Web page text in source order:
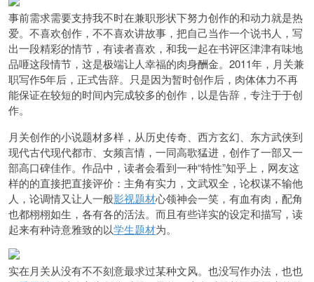
事前需求需要支持我不时在兼职形状下努力创作的和动力就是热
爱。不喜欢创作，不不喜欢讲故事，把自己当作一个说书人，写
出一段精彩的情节，有读者喜欢，和我一起在书评区津津有味地
品咂这段情节，这是极端让人幸福的肉身酬金。2011年，月关兼
职写作5年后，正式告辞。只是因为暂时创作后，肉体体力不再
能保证在较短的时间内完成较多的创作，以是告辞，专注于于创
作。
月关创作的小说题材多样，从历史传奇、西方玄幻、东方武侠到
现代古代现代都市、女频言情，一同高歌猛进，创作了一部又一
部高口碑佳作。作品中，读者会看到一种“特性”知乎上，网友这
样的的直接把直接评价：主角有实力，文武双全，论权谋不输他
人，论调情又让人一般影视题材心领神会一笑，有血有肉，配角
也都栩栩如生，各有各的活法。而且有些详实的设定和描写，读
起来有种诗意雅致的以学生题材为。
实在月关从没有不不刻意最求过某种文风。也没写作办法，也也